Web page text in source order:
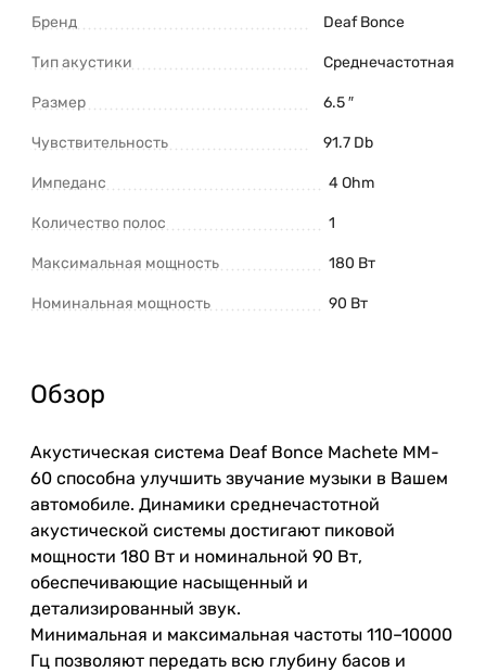
Бренд Deaf Bonce
Тип акустики Среднечастотная
Размер 6.5 ″
Чувствительность 91.7 Db
Импеданс 4 Ohm
Количество полос 1
Максимальная мощность 180 Вт
Номинальная мощность 90 Вт
Обзор
Акустическая система Deaf Bonce Machete MM-
60 способна улучшить звучание музыки в Вашем
автомобиле. Динамики среднечастотной
акустической системы достигают пиковой
мощности 180 Вт и номинальной 90 Вт,
обеспечивающие насыщенный и
детализированный звук.
Минимальная и максимальная частоты 110–10000
Гц позволяют передать всю глубину басов и